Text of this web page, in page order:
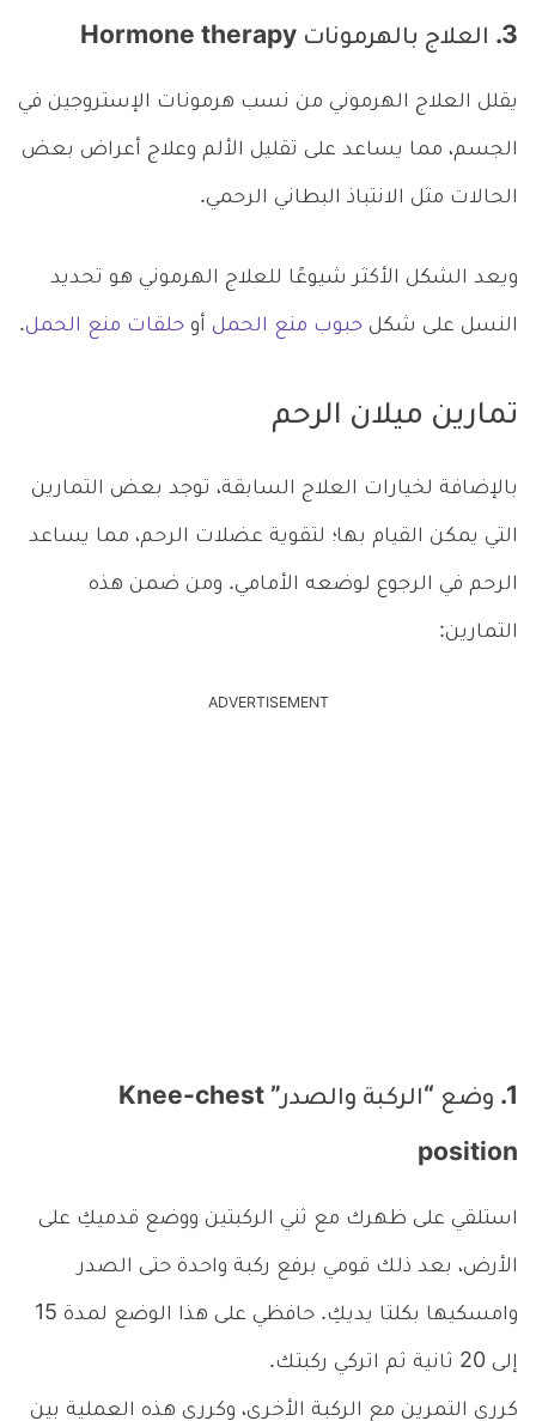
3. العلاج بالهرمونات Hormone therapy
يقلل العلاج الهرموني من نسب هرمونات الإستروجين في
الجسم، مما يساعد على تقليل الألم وعلاج أعراض بعض
الحالات مثل الانتباذ البطاني الرحمي.
ويعد الشكل الأكثر شيوعًا للعلاج الهرموني هو تحديد
النسل على شكل حبوب منع الحمل أو حلقات منع الحمل.
تمارين ميلان الرحم
بالإضافة لخيارات العلاج السابقة، توجد بعض التمارين
التي يمكن القيام بها؛ لتقوية عضلات الرحم، مما يساعد
الرحم في الرجوع لوضعه الأمامي. ومن ضمن هذه
التمارين:
ADVERTISEMENT
1. وضع “الركبة والصدر” Knee-chest
position
استلقي على ظهرك مع ثني الركبتين ووضع قدميكِ على
الأرض، بعد ذلك قومي برفع ركبة واحدة حتى الصدر
وامسكيها بكلتا يديكِ. حافظي على هذا الوضع لمدة 15
إلى 20 ثانية ثم اتركي ركبتك.
كرري التمرين مع الركبة الأخرى، وكرري هذه العملية بين